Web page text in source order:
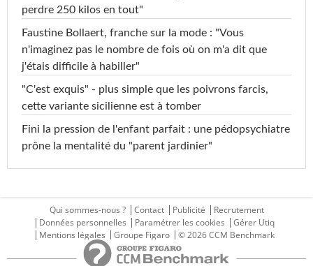
perdre 250 kilos en tout"
Faustine Bollaert, franche sur la mode : "Vous
n'imaginez pas le nombre de fois où on m'a dit que
j'étais difficile à habiller"
"C'est exquis" - plus simple que les poivrons farcis,
cette variante sicilienne est à tomber
Fini la pression de l'enfant parfait : une pédopsychiatre
prône la mentalité du "parent jardinier"
Qui sommes-nous ? Contact Publicité
Recrutement
Données personnelles
Paramétrer les cookies
Gérer Utiq
Mentions légales
Groupe Figaro © 2026 CCM Benchmark